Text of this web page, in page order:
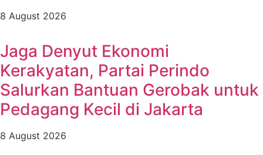
8 August 2026
Jaga Denyut Ekonomi
Kerakyatan, Partai Perindo
Salurkan Bantuan Gerobak untuk
Pedagang Kecil di Jakarta
8 August 2026